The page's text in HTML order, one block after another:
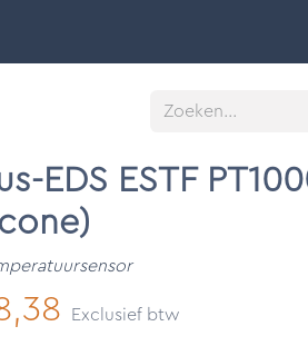
EDS ESTF
Exclusief btw